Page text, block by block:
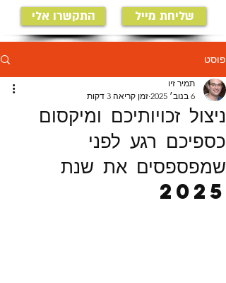
התקשרו אלי שליחת מייל
פוסט
ניצול זכויותיכם ומיקסום
כספיכם רגע לפני
שמפספסים את שנת
2025
תמיר זיו
6 בנוב׳ 2025
זמן קריאה 3 דקות